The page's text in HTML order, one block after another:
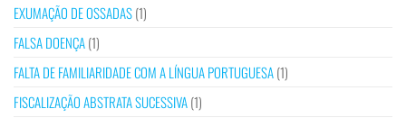
EXUMAÇÃO DE OSSADAS(1)
FALSA DOENÇA(1)
FALTA DE FAMILIARIDADE COM A LÍNGUA PORTUGUESA(1)
FISCALIZAÇÃO ABSTRATA SUCESSIVA(1)